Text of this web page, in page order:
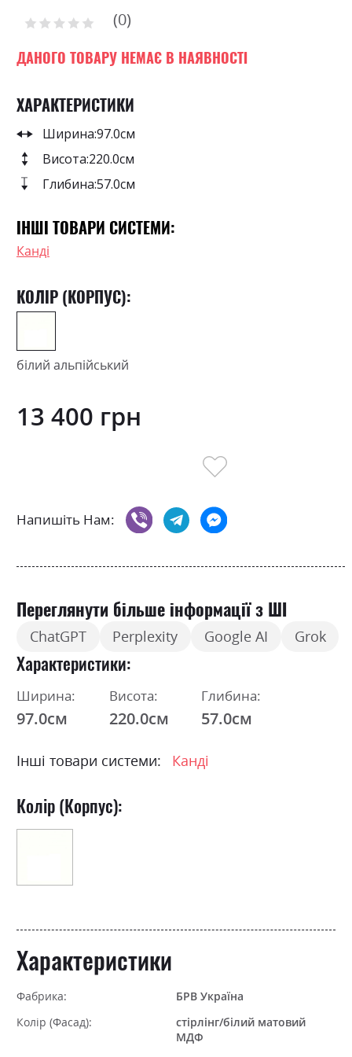
the
of
gallery
Рейтинг: 0
ДАНОГО ТОВАРУ НЕМАЄ В НАЯВНОСТІ
ХАРАКТЕРИСТИКИ
Ширина:97.0см
Висота:220.0см
Глибина:57.0см
ІНШІ ТОВАРИ СИСТЕМИ:
Канді
КОЛІР (КОРПУС):
білий альпійський
13 400 грн
Напишіть Нам:
Переглянути більше інформації з ШІ
ChatGPT Perplexity Google AI Grok
Характеристики
Ширина:
97.0см
Висота:
220.0см
Глибина:
57.0см
Інші товари системи: Канді
Колір (Корпус):
Характеристики
Фабрика:
БРВ Україна
Колір (Фасад):
стірлінг/білий матовий
МДФ